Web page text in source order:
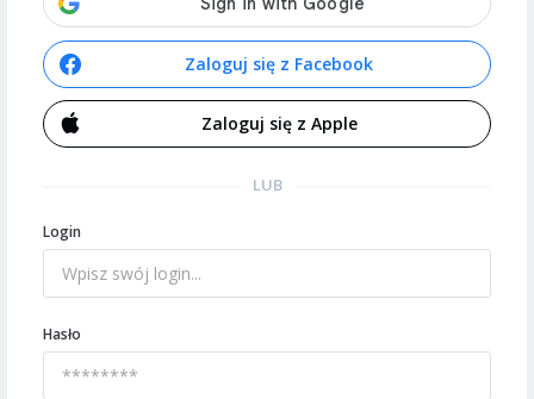
Zaloguj się z Facebook
Zaloguj się z Apple
LUB
Login
Hasło